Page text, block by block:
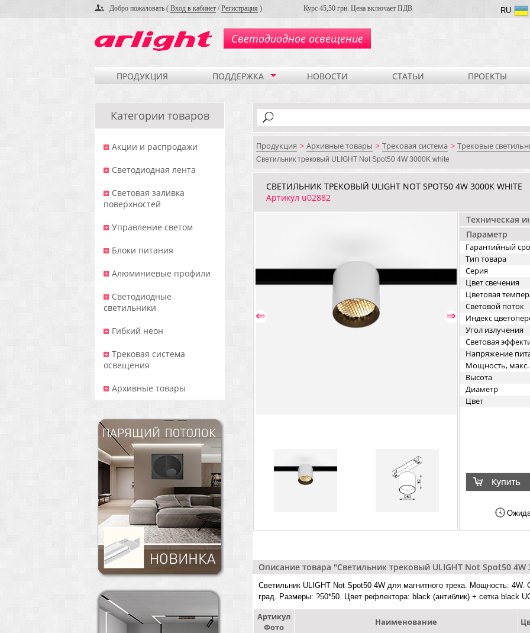
Добро пожаловать ( Вход в кабинет /Регистрация ) Курс 45,50 грн. Цена включает ПДВ RU
Светодиодное освещение
ПРОДУКЦИЯ ПОДДЕРЖКА НОВОСТИ СТАТЬИ ПРОЕКТЫ
Категории товаров
Акции и распродажи
Светодиодная лента
Световая заливка
поверхностей
Управление светом
Блоки питания
Алюминиевые профили
Светодиодные
светильники
Гибкий неон
Трековая система
освещения
Архивные товары
Продукция > Архивные товары > Трековая система > Трековые
Светильник трековый ULIGHT Not Spot50 4W 3000K white
СВЕТИЛЬНИК ТРЕКОВЫЙ ULIGHT NOT SPOT50 4W 3000K WHITE
Артикул u02882
⇐ ⇒
Техническая
Параметр
Гарантийный
Тип товара
Серия
Цвет свечения
Цветовая
Световой поток
Индекс
Угол излучения
Световая
Напряжение
Мощность, макс.
Высота
Диаметр
Цвет
Описание товара "Светильник трековый ULIGHT Not Spot50 4W
Светильник ULIGHT Not Spot50 4W для магнитного трека. Мощность:
град. Размеры: ?50*50. Цвет рефлектора: black (антиблик) + сетка black
Артикул
Фото
Наименование